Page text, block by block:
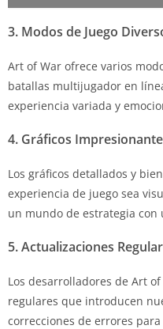
3. Modos de Juego
Art of War ofrece varios
batallas multijugador en
experiencia variada y
4. Gráficos
Los gráficos detallados y
experiencia de juego sea
un mundo de estrategia
5. Actualizaciones
Los desarrolladores de Art
regulares que introducen
correcciones de errores